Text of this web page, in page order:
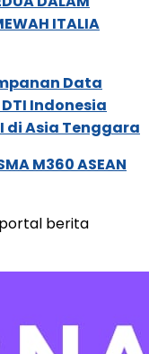
ITALIA
Data
Indonesia
di Asia Tenggara
M360 ASEAN
berita